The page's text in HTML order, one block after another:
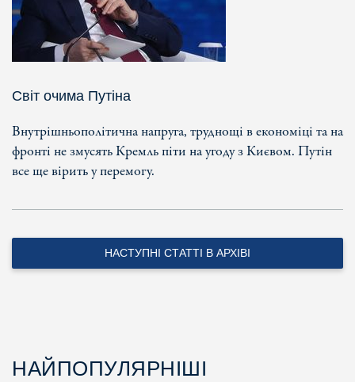
Світ очима Путіна
Внутрішньополітична напруга, труднощі в економіці та на
фронті не змусять Кремль піти на угоду з Києвом. Путін
все ще вірить у перемогу.
НАСТУПНІ СТАТТІ В АРХІВІ
НАЙПОПУЛЯРНІШІ